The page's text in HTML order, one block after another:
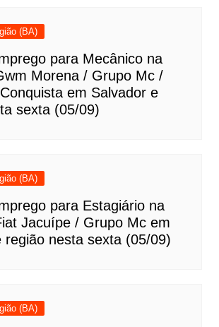
(BA)
para Mecânico na
Morena / Grupo Mc /
em Salvador e
sexta (05/09)
(BA)
para Estagiário na
Jacuípe / Grupo Mc em
região nesta sexta (05/09)
(BA)